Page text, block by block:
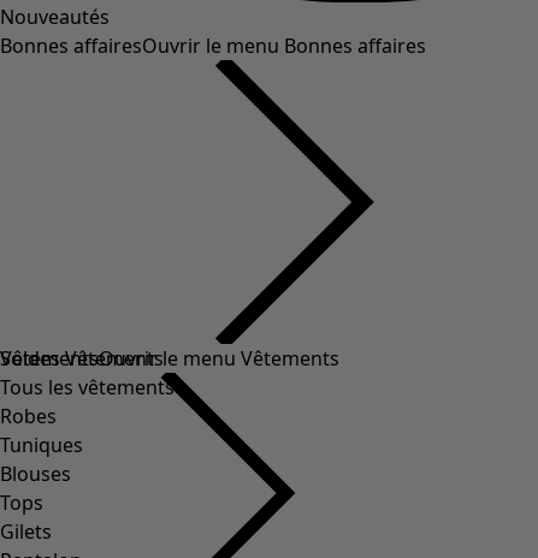
Nouveautés
Bonnes affairesOuvrir le menu Bonnes affaires
Soldes Vêtements
Tous les vêtements
Robes
Tuniques
Blouses
Tops
Gilets
VêtementsOuvrir le menu Vêtements